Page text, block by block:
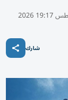
شارك